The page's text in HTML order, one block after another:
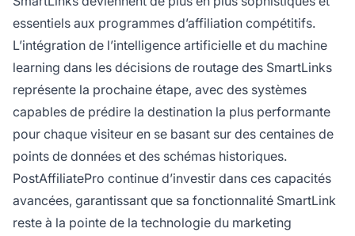
essentiels aux programmes d’affiliation compétitifs.
L’intégration de l’intelligence artificielle et du machine
learning dans les décisions de routage des SmartLinks
représente la prochaine étape, avec des systèmes
capables de prédire la destination la plus performante
pour chaque visiteur en se basant sur des centaines de
points de données et des schémas historiques.
PostAffiliatePro continue d’investir dans ces capacités
avancées, garantissant que sa fonctionnalité SmartLink
reste à la pointe de la technologie du marketing